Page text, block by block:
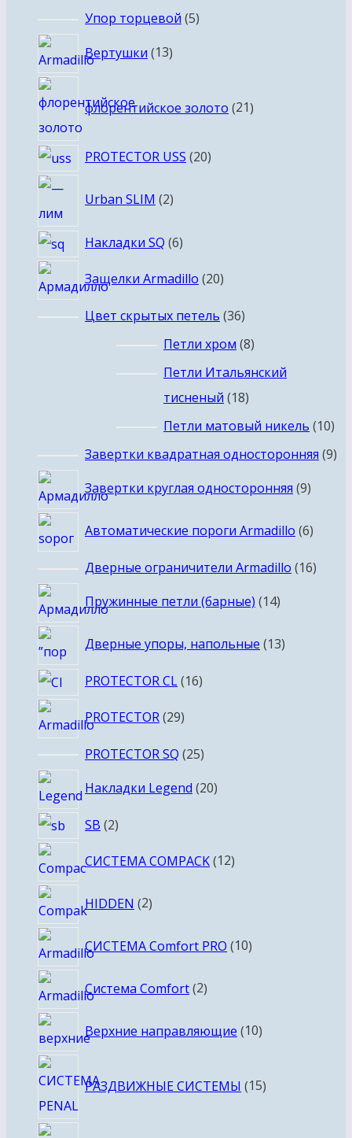
Упор торцевой 55
Вертушки 1313
флорентийское золото 21товар
PROTECTOR USS 2020
Urban SLIM 2
товара
Накладки SQ 66
Защелки Armadillo 2020
Цвет скрытых петель 3636
товаров
Петли хром 88
товаров
Петли Итальянский
тисненый 1818
товаров
Петли матовый никель 1010
Завертки квадратная односторонняя 99
Завертки круглая односторонняя 99
Автоматические пороги Armadillo 66
Дверные ограничители Armadillo 1616
Пружинные петли (барные) 1414
Дверные упоры, напольные 1313
PROTECTOR CL 1616
PROTECTOR 2929
PROTECTOR SQ 2525
Накладки Legend 2020
SB 22
СИСТЕМА COMPACK 1212
HIDDEN 22
СИСТЕМА Comfort PRO 1010
Система Comfort 22
Верхние направляющие 1010
РАЗДВИЖНЫЕ СИСТЕМЫ 15товаров